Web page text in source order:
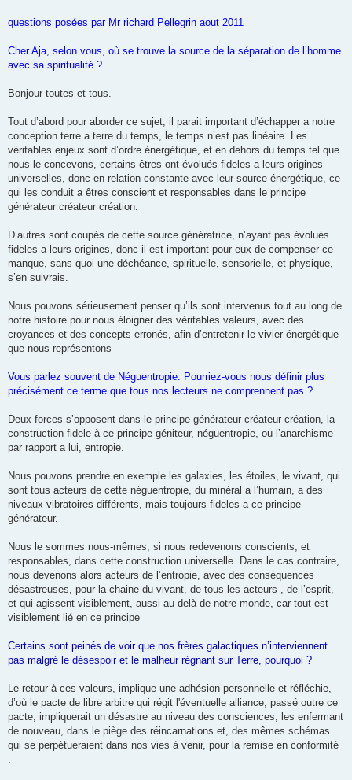
questions posées par Mr richard Pellegrin aout 2011
Cher Aja, selon vous, où se trouve la source de la séparation de l’homme
avec sa spiritualité ?
Bonjour toutes et tous.
Tout d’abord pour aborder ce sujet, il parait important d’échapper a notre
conception terre a terre du temps, le temps n’est pas linéaire. Les
véritables enjeux sont d’ordre énergétique, et en dehors du temps tel que
nous le concevons, certains êtres ont évolués fideles a leurs origines
universelles, donc en relation constante avec leur source énergétique, ce
qui les conduit a êtres conscient et responsables dans le principe
générateur créateur création.
D’autres sont coupés de cette source génératrice, n’ayant pas évolués
fideles a leurs origines, donc il est important pour eux de compenser ce
manque, sans quoi une déchéance, spirituelle, sensorielle, et physique,
s’en suivrais.
Nous pouvons sérieusement penser qu’ils sont intervenus tout au long de
notre histoire pour nous éloigner des véritables valeurs, avec des
croyances et des concepts erronés, afin d’entretenir le vivier énergétique
que nous représentons
Vous parlez souvent de Néguentropie. Pourriez-vous nous définir plus
précisément ce terme que tous nos lecteurs ne comprennent pas ?
Deux forces s’opposent dans le principe générateur créateur création, la
construction fidele à ce principe géniteur, néguentropie, ou l’anarchisme
par rapport a lui, entropie.
Nous pouvons prendre en exemple les galaxies, les étoiles, le vivant, qui
sont tous acteurs de cette néguentropie, du minéral a l’humain, a des
niveaux vibratoires différents, mais toujours fideles a ce principe
générateur.
Nous le sommes nous-mêmes, si nous redevenons conscients, et
responsables, dans cette construction universelle. Dans le cas contraire,
nous devenons alors acteurs de l’entropie, avec des conséquences
désastreuses, pour la chaine du vivant, de tous les acteurs , de l’esprit,
et qui agissent visiblement, aussi au delà de notre monde, car tout est
visiblement lié en ce principe
Certains sont peinés de voir que nos frères galactiques n’interviennent
pas malgré le désespoir et le malheur régnant sur Terre, pourquoi ?
Le retour à ces valeurs, implique une adhésion personnelle et réfléchie,
d’où le pacte de libre arbitre qui régit l'éventuelle alliance, passé outre ce
pacte, impliquerait un désastre au niveau des consciences, les enfermant
de nouveau, dans le piège des réincarnations et, des mêmes schémas
qui se perpétueraient dans nos vies à venir, pour la remise en conformité